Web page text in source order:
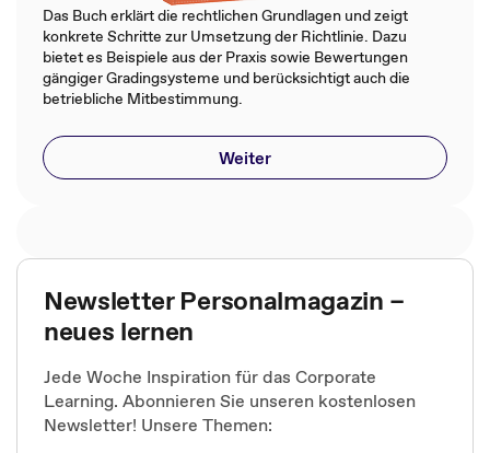
Das Buch erklärt die rechtlichen Grundlagen und zeigt
konkrete Schritte zur Umsetzung der Richtlinie. Dazu
bietet es Beispiele aus der Praxis sowie Bewertungen
gängiger Gradingsysteme und berücksichtigt auch die
betriebliche Mitbestimmung.
Weiter
Newsletter Personalmagazin –
neues lernen
Jede Woche Inspiration für das Corporate
Learning. Abonnieren Sie unseren kostenlosen
Newsletter! Unsere Themen: